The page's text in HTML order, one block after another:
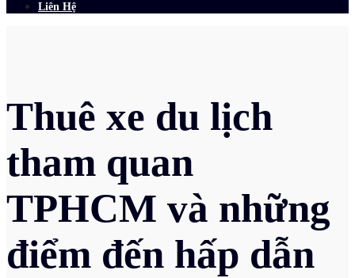
Liên Hệ
Thuê xe du lịch
tham quan
TPHCM và những
điểm đến hấp dẫn